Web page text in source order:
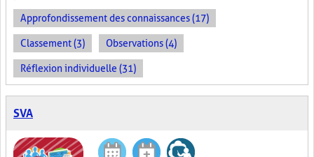
Approfondissement des connaissances (17)
Classement (3) Observations (4)
Réflexion individuelle (31)
SVA